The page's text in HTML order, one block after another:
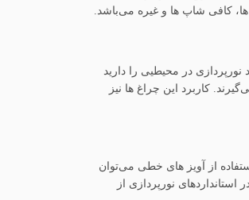
ها، کافی شاپ ها و غیره می‌باشد.
در محیطیی را دارید
کاربرد این چراغ ها نیز
از آویز های خطی می‌توان
نورپردازی از